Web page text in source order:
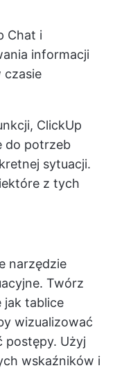
Chat i
informacji
czasie
ClickUp
do potrzeb
sytuacji.
z tych
narzędzie
Twórz
jak tablice
wizualizować
postępy. Użyj
wskaźników i